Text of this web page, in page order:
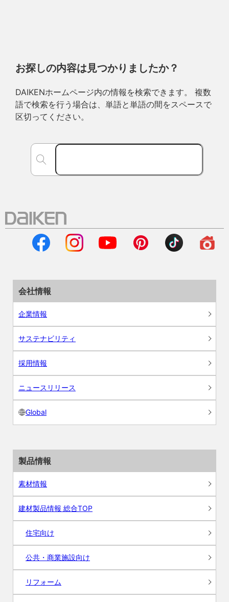
お探しの内容は見つかりましたか？
DAIKENホームページ内の情報を検索できます。 複数
語で検索を行う場合は、単語と単語の間をスペースで
区切ってください。
会社情報
企業情報
サステナビリティ
採用情報
ニュースリリース
Global
製品情報
素材情報
建材製品情報 総合TOP
住宅向け
公共・商業施設向け
リフォーム